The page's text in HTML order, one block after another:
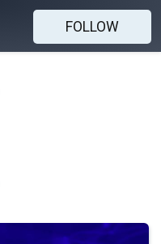
FOLLOW